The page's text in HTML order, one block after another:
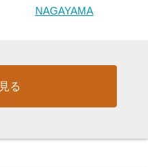
NAGAYAMA
る